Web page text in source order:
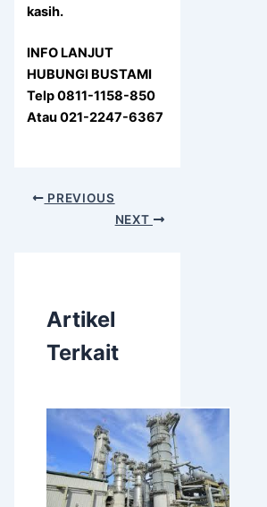
kasih.
INFO LANJUT
HUBUNGI BUSTAMI
Telp 0811-1158-850
Atau 021-2247-6367
PREVIOUS
NEXT
Artikel
Terkait